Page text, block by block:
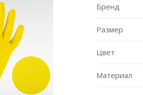
Бренд
Размер
Цвет
Материал